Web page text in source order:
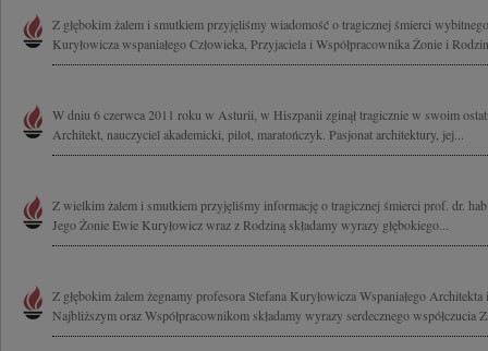
Z głębokim żalem i smutkiem przyjęliśmy wiadomość o tragicznej śmierci
Kuryłowicza wspaniałego Człowieka, Przyjaciela i Współpracownika Żonie i
W dniu 6 czerwca 2011 roku w Asturii, w Hiszpanii zginął tragicznie w swoim
Architekt, nauczyciel akademicki, pilot, maratończyk. Pasjonat architektury, jej...
Z wielkim żalem i smutkiem przyjęliśmy informację o tragicznej śmierci prof. dr.
Jego Żonie Ewie Kuryłowicz wraz z Rodziną składamy wyrazy głębokiego...
Z głębokim żalem żegnamy profesora Stefana Kuryłowicza Wspaniałego
Najbliższym oraz Współpracownikom składamy wyrazy serdecznego współczucia